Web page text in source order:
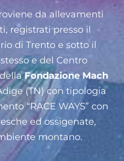
da allevamenti
registrati presso il
di Trento e sotto il
e del Centro
Fondazione Mach
(TN) con tipologia
“RACE WAYS” con
ed ossigenate,
montano.